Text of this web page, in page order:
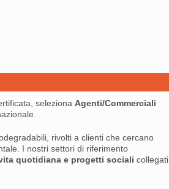
seleziona Agenti/Commerciali
rivolti a clienti che cercano
I nostri settori di riferimento
quotidiana e progetti sociali collegati